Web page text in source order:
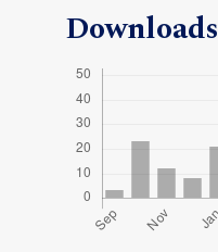
Downloads